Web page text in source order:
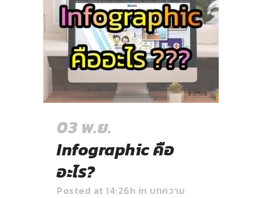
03 พ.ย.
Infographic คือ
อะไร?
Posted at 14:26h in บทความ